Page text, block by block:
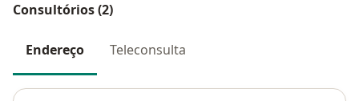
Consultórios (2)
Endereço Teleconsulta